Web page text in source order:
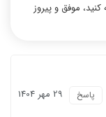
موفق و پیروز
29 مهر 1404 پاسخ